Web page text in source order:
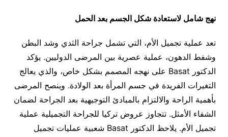
نهج شامل لاستعادة شكل الجسم بعد الحمل
تعد عملية تجميل الأم، التي تشمل جراحة الثدي وشد البطن
وشفط الدهون، عملية عصرية بين المرضى الدوليين. يؤكد
الدكتور Basat على نهجه المصمم بشكل خاص، والذي يعالج
التغيرات الفريدة في جسم المرأة بعد الولادة. وينصح المرضى
بأهمية الراحة والالتزام بالمبادئ التوجيهية بعد الجراحة لضمان
الشفاء الأمثل. تتجاوز عروض تركيا للجراحة التجميلية عملية
تجميل الأم. يلاحظ الدكتور Basat شعبية عمليات تجميل